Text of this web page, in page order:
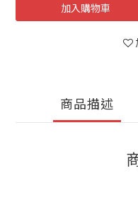
加入購物車
商品描述